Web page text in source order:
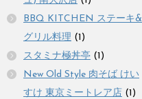
BBQ KITCHEN ステーキ&
グリル料理 (1)
スタミナ極丼亭 (1)
New Old Style 肉そば けい
すけ 東京ミートレア店 (1)